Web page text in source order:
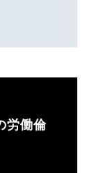
労働倫